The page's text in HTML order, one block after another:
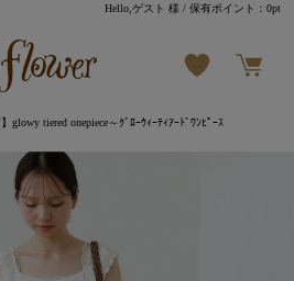
Hello,ゲスト 様 / 保有ポイント：0pt
glowy tiered onepiece～ｸﾞﾛｰｳｨｰﾃｨｱｰﾄﾞﾜﾝﾋﾟｰｽ